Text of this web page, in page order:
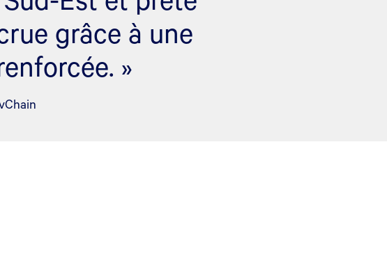
grâce à une
»